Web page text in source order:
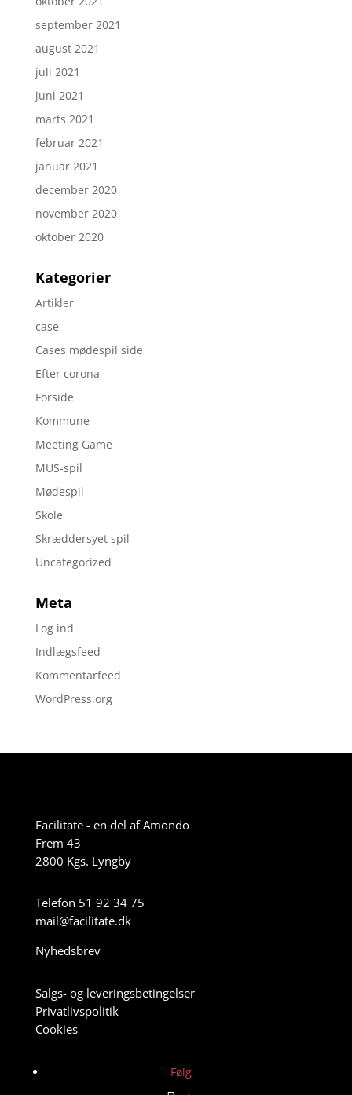
september 2021
august 2021
juli 2021
juni 2021
marts 2021
februar 2021
januar 2021
december 2020
november 2020
oktober 2020
Kategorier
Artikler
case
Cases mødespil side
Efter corona
Forside
Kommune
Meeting Game
MUS-spil
Mødespil
Skole
Skræddersyet spil
Uncategorized
Meta
Log ind
Indlægsfeed
Kommentarfeed
WordPress.org
Facilitate - en del af Amondo
Frem 43
2800 Kgs. Lyngby
Telefon 51 92 34 75
mail@facilitate.dk
Nyhedsbrev
Salgs- og leveringsbetingelser
Privatlivspolitik
Cookies
Følg